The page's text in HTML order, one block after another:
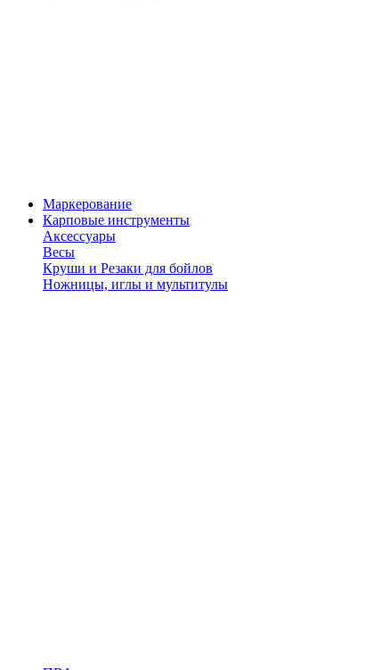
Маркерование
Карповые инструменты
Аксессуары
Весы
Круши и Резаки для бойлов
Ножницы, иглы и мультитулы